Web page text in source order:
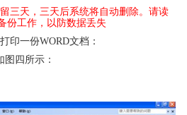
三天，三天后系统将自动删除。请读
份工作，以防数据丢失
打印一份WORD文档：
图四所示：